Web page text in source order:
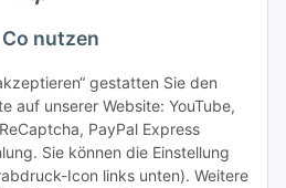
nutzen
gestatten Sie den
auf unserer Website: YouTube,
PayPal Express
Sie können die Einstellung
Icon links unten). Weitere